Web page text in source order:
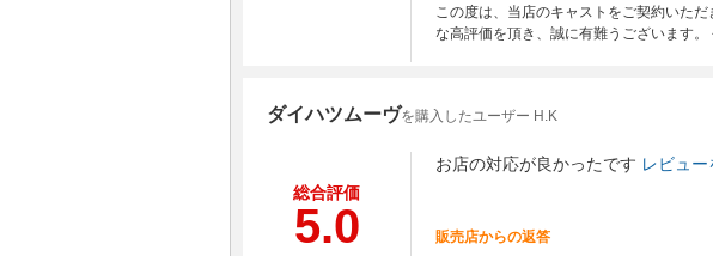
この度は、当店のキャストをご契約いた
な高評価を頂き、誠に有難うございます
ダイハツムーヴを購入したユーザー H.K
総合評価
5.0
お店の対応が良かったです レビュ
販売店からの返答